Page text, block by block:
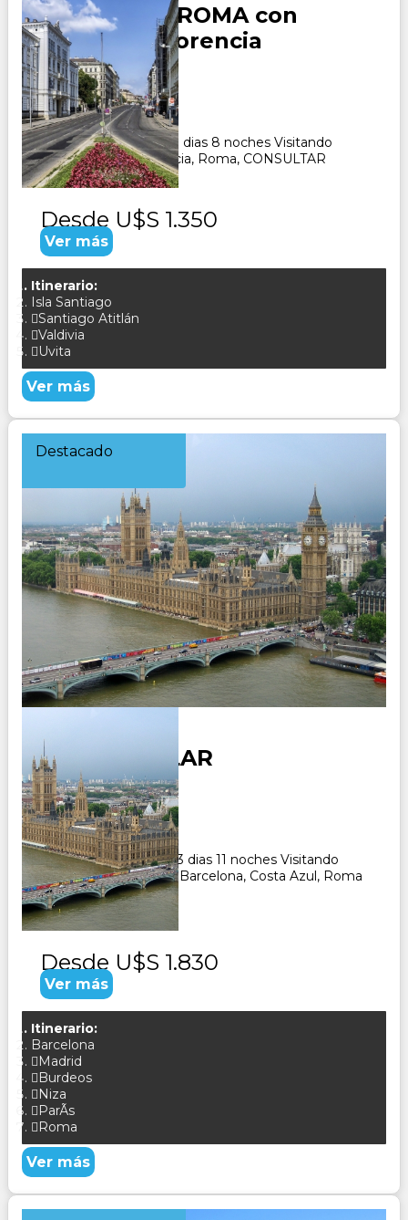
DE VIENA A ROMA con
Venecia y Florencia
Duración:
9Días8Noches
Paquete Turistico de 9 dias 8 noches Visitando
Viena, Venecia, Florencia, Roma, CONSULTAR
Desde U$S 1.350
Ver más
Itinerario:
Isla Santiago
Santiago Atitlán
Valdivia
Uvita
Ver más
Destacado
EURO ESTELAR
Duración:
13Días11Noches
Paquete Turistico de 13 dias 11 noches Visitando
Paris, Burfeos, Madrid, Barcelona, Costa Azul, Roma
Desde U$S 1.830
Ver más
Itinerario:
Barcelona
Madrid
Burdeos
Niza
ParÃ­s
Roma
Ver más